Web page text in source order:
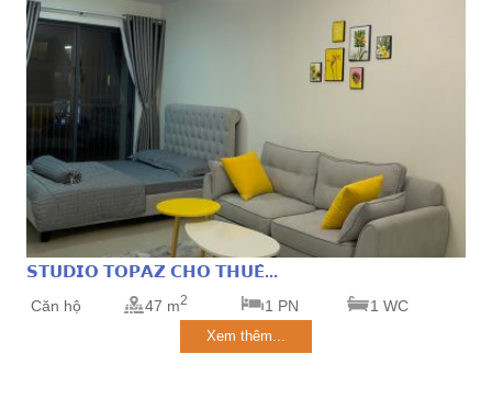
𝗦𝗧𝗨𝗗𝗜𝗢 𝗧𝗢𝗣𝗔𝗭 𝗖𝗛𝗢 𝗧𝗛𝗨𝗘̂...
Căn hộ 47 m2 1 PN 1 WC
Xem thêm...